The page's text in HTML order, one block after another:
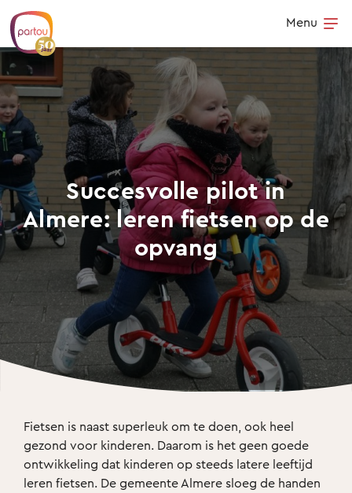
Skip to content
Menu
Succesvolle pilot in
Almere: leren fietsen op de
opvang
Fietsen is naast superleuk om te doen, ook heel
gezond voor kinderen. Daarom is het geen goede
ontwikkeling dat kinderen op steeds latere leeftijd
leren fietsen. De gemeente Almere sloeg de handen